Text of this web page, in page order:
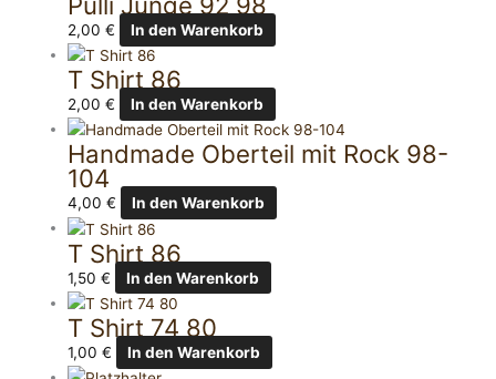
2,00€ In den Warenkorb
T Shirt 86
2,00€ In den Warenkorb
Handmade Oberteil mit Rock 98-
104
4,00€ In den Warenkorb
T Shirt 86
1,50€ In den Warenkorb
T Shirt 74 80
1,00€ In den Warenkorb